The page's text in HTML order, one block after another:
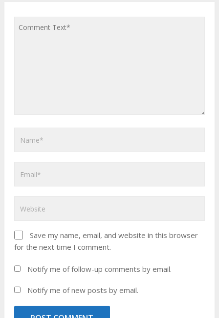
Save my name, email, and website in this browser
for the next time I comment.
Notify me of follow-up comments by email.
Notify me of new posts by email.